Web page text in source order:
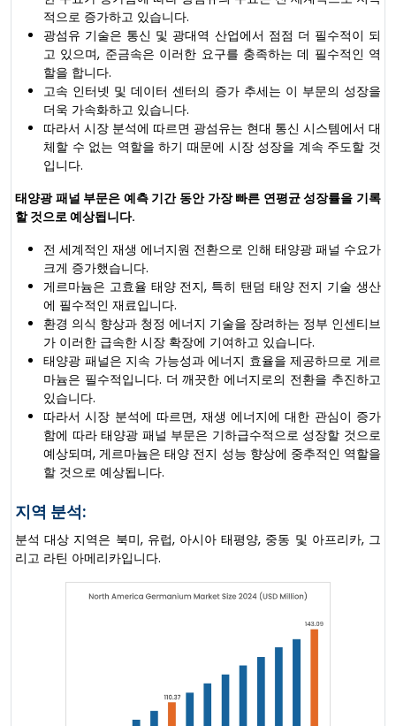
적으로 증가하고 있습니다.
광섬유 기술은 통신 및 광대역 산업에서 점점 더 필수적이 되
고 있으며, 준금속은 이러한 요구를 충족하는 데 필수적인 역
할을 합니다.
고속 인터넷 및 데이터 센터의 증가 추세는 이 부문의 성장을
더욱 가속화하고 있습니다.
따라서 시장 분석에 따르면 광섬유는 현대 통신 시스템에서 대
체할 수 없는 역할을 하기 때문에 시장 성장을 계속 주도할 것
입니다.
태양광 패널 부문은 예측 기간 동안 가장 빠른 연평균 성장률을 기록
할 것으로 예상됩니다.
전 세계적인 재생 에너지원 전환으로 인해 태양광 패널 수요가
크게 증가했습니다.
게르마늄은 고효율 태양 전지, 특히 탠덤 태양 전지 기술 생산
에 필수적인 재료입니다.
환경 의식 향상과 청정 에너지 기술을 장려하는 정부 인센티브
가 이러한 급속한 시장 확장에 기여하고 있습니다.
태양광 패널은 지속 가능성과 에너지 효율을 제공하므로 게르
마늄은 필수적입니다. 더 깨끗한 에너지로의 전환을 추진하고
있습니다.
따라서 시장 분석에 따르면, 재생 에너지에 대한 관심이 증가
함에 따라 태양광 패널 부문은 기하급수적으로 성장할 것으로
예상되며, 게르마늄은 태양 전지 성능 향상에 중추적인 역할을
할 것으로 예상됩니다.
지역 분석:
분석 대상 지역은 북미, 유럽, 아시아 태평양, 중동 및 아프리카, 그
리고 라틴 아메리카입니다.